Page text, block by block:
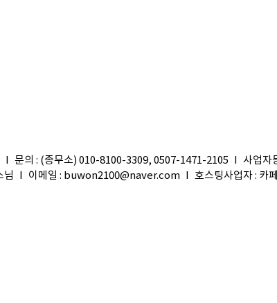
I 문의 : (종무소) 010-8100-3309, 0507-1471-2105 I 사업자
님 I 이메일 : buwon2100@naver.com I 호스팅사업자 : 카